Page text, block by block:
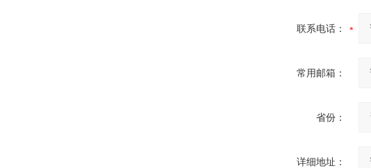
联系电话：
常用邮箱：
省份：
详细地址：